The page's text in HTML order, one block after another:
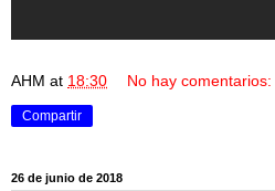
AHM at 18:30 No hay comentarios:
Compartir
26 de junio de 2018